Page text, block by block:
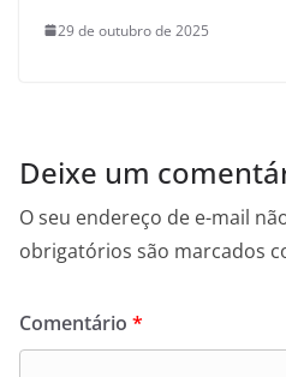
29 de outubro de 2025
Deixe um
O seu endereço de e-mail
obrigatórios são marcados
Comentário *